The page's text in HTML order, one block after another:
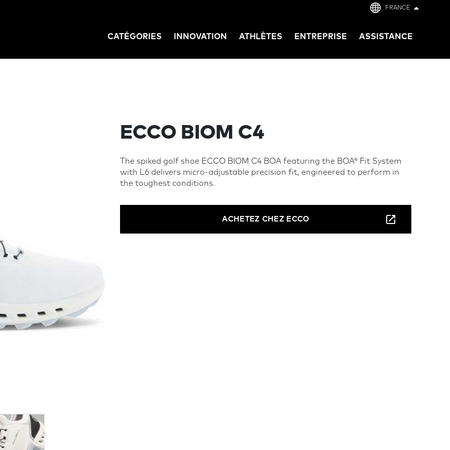
FRANCE
CATÉGORIES INNOVATION ATHLÈTES ENTREPRISE ASSISTANCE
ECCO BIOM C4
The spiked golf shoe ECCO BIOM C4 BOA featuring the BOA® Fit System
with L6 delivers micro-adjustable precision fit, engineered to perform in
the toughest conditions.
ACHETEZ CHEZ ECCO